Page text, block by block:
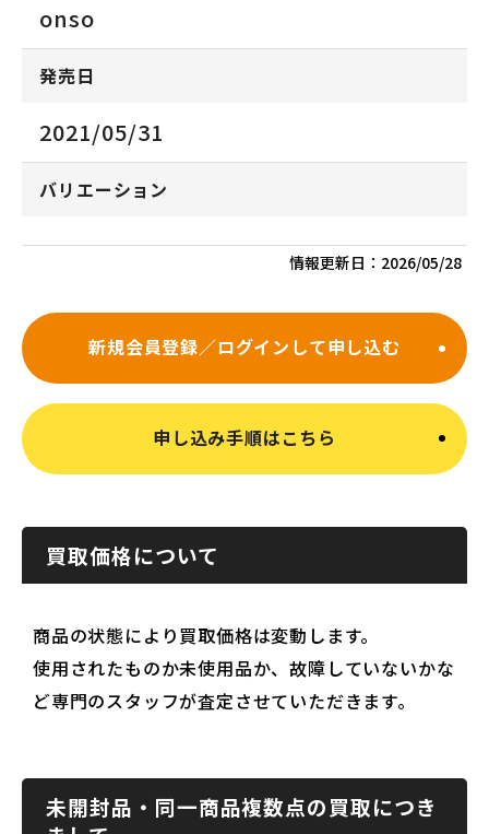
onso
発売日
2021/05/31
バリエーション
情報更新日： 2026/05/28
新規会員登録／ログインして申し込む
申し込み手順はこちら
買取価格について
商品の状態により買取価格は変動します。
使用されたものか未使用品か、故障していないかな
ど専門のスタッフが査定させていただきます。
未開封品・同一商品複数点の買取につき